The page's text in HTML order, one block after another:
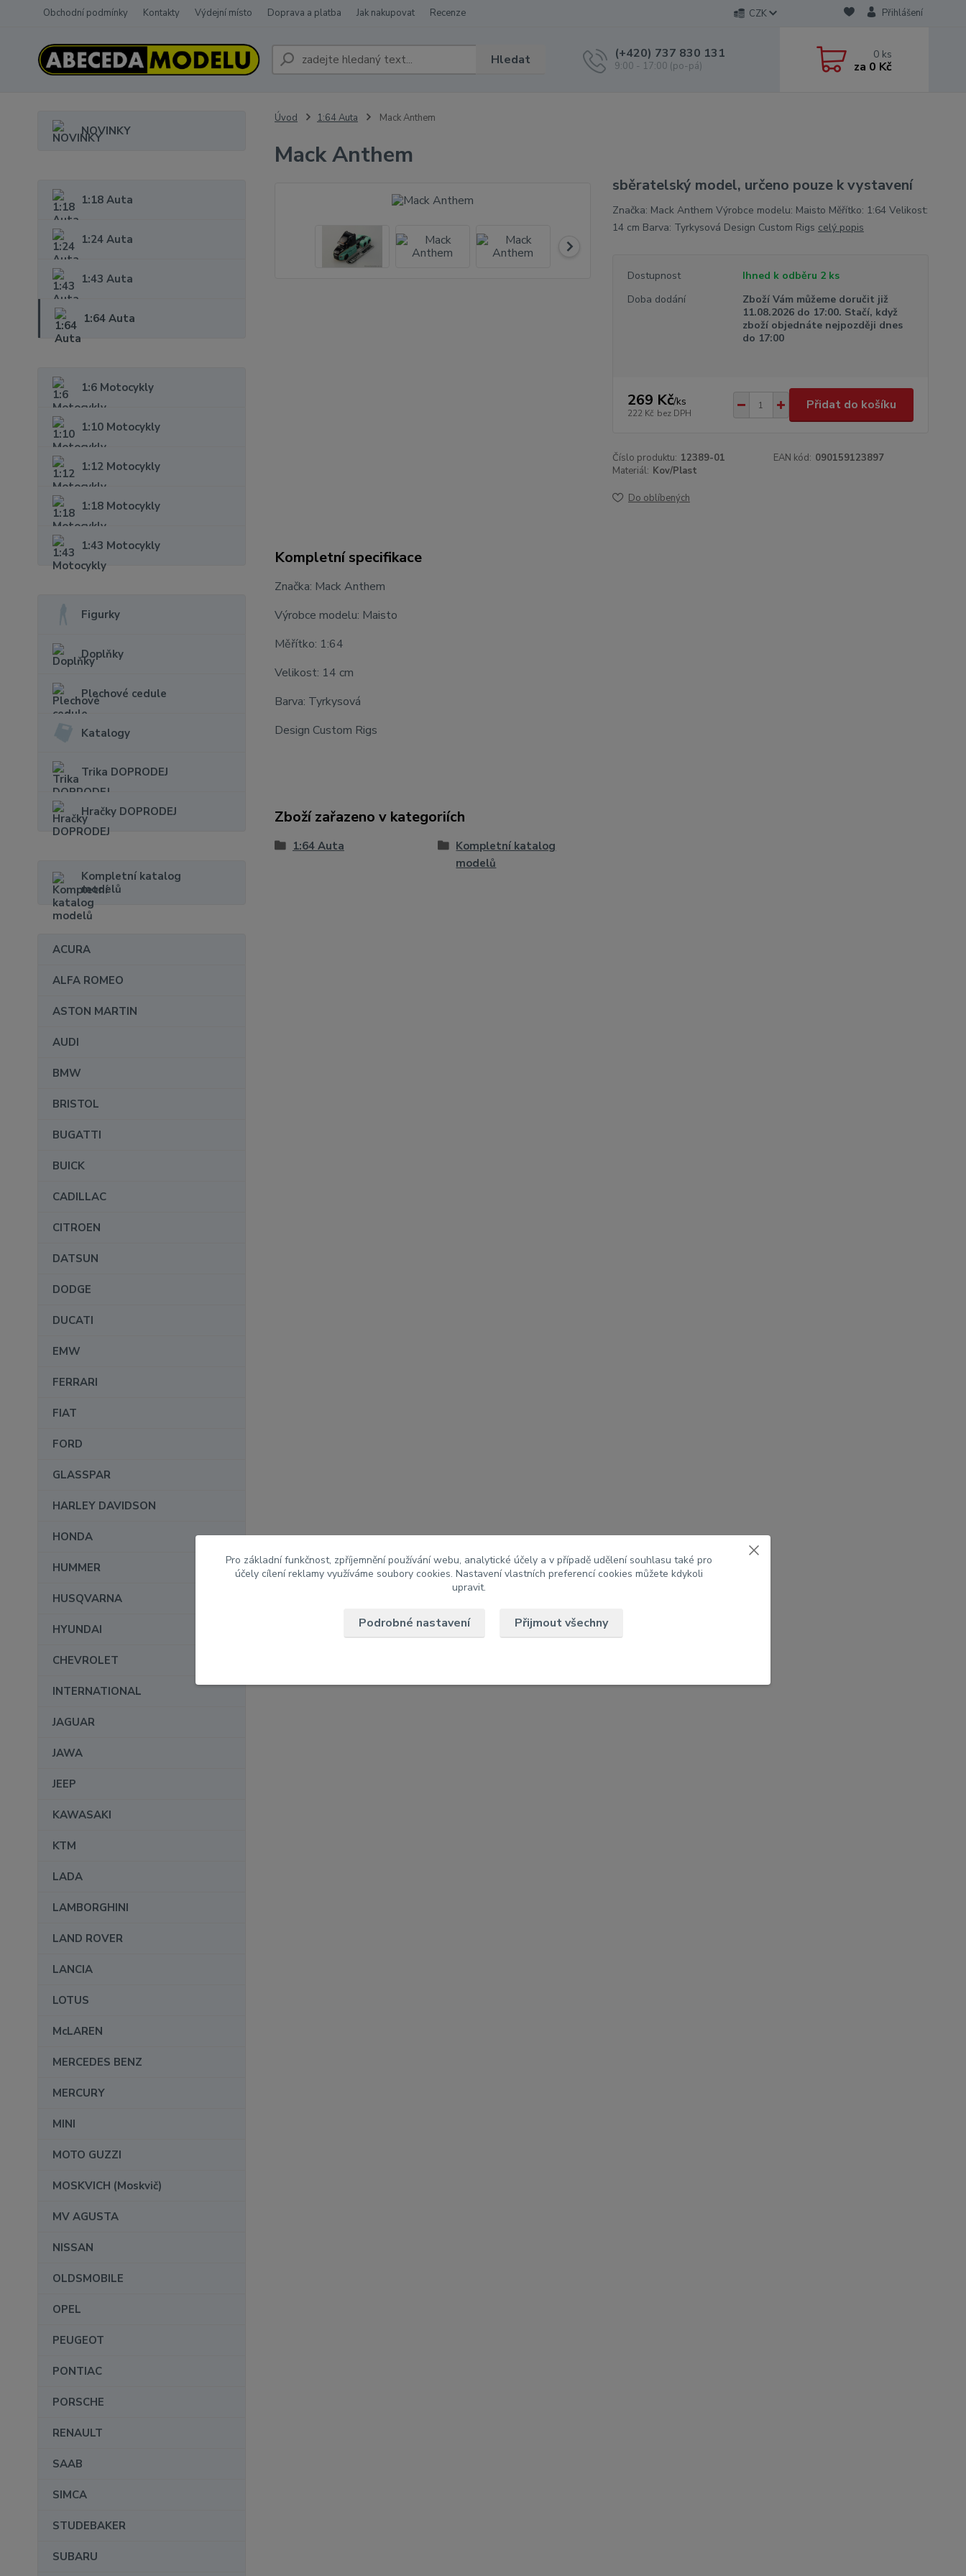
Obchodní podmínky Kontakty Výdejní místo Doprava a platba Jak nakupovat Recenze CZK Přihlášení
Hledat (+420) 737 830 131
9:00 - 17:00 (po-pá)
0 ks
za 0 Kč
NOVINKY
1:18 Auta
1:24 Auta
1:43 Auta
1:64 Auta
1:6 Motocykly
1:10 Motocykly
1:12 Motocykly
1:18 Motocykly
1:43 Motocykly
Figurky
Doplňky
Plechové cedule
Katalogy
Trika DOPRODEJ
Hračky DOPRODEJ
Kompletní katalog
modelů
ACURA
ALFA ROMEO
ASTON MARTIN
AUDI
BMW
BRISTOL
BUGATTI
BUICK
CADILLAC
CITROEN
DATSUN
DODGE
DUCATI
EMW
FERRARI
FIAT
FORD
GLASSPAR
HARLEY DAVIDSON
HONDA
HUMMER
HUSQVARNA
HYUNDAI
CHEVROLET
INTERNATIONAL
JAGUAR
JAWA
JEEP
KAWASAKI
KTM
LADA
LAMBORGHINI
LAND ROVER
LANCIA
LOTUS
McLAREN
MERCEDES BENZ
MERCURY
MINI
MOTO GUZZI
MOSKVICH (Moskvič)
MV AGUSTA
NISSAN
OLDSMOBILE
OPEL
PEUGEOT
PONTIAC
PORSCHE
RENAULT
SAAB
SIMCA
STUDEBAKER
SUBARU
Úvod 1:64 Auta Mack Anthem
Mack Anthem
sběratelský model, určeno pouze k vystavení
Značka: Mack Anthem Výrobce modelu: Maisto Měřítko: 1:64 Velikost:
14 cm Barva: Tyrkysová Design Custom Rigs celý popis
Dostupnost
Ihned k odběru 2 ks
Doba dodání
Zboží Vám můžeme doručit již
11.08.2026 do 17:00. Stačí, když
zboží objednáte nejpozději dnes
do 17:00
269 Kč/ks
222 Kč bez DPH
Přidat do košíku
Číslo produktu: 12389-01 EAN kód: 090159123897
Materiál: Kov/Plast
Do oblíbených
Kompletní specifikace
Značka: Mack Anthem
Výrobce modelu: Maisto
Měřítko: 1:64
Velikost: 14 cm
Barva: Tyrkysová
Design Custom Rigs
Zboží zařazeno v kategoriích
1:64 Auta
Kompletní katalog
modelů
Pro základní funkčnost, zpříjemnění používání webu, analytické účely a v případě udělení souhlasu také pro
účely cílení reklamy využíváme soubory cookies. Nastavení vlastních preferencí cookies můžete kdykoli
upravit.
Podrobné nastavení Přijmout všechny